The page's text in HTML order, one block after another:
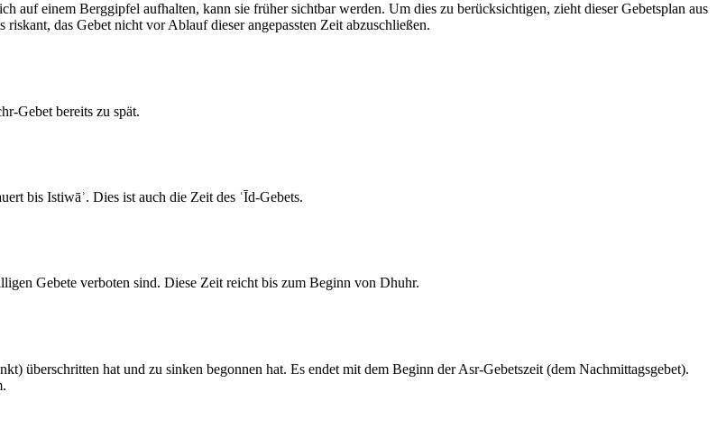
auf einem Berggipfel aufhalten, kann sie früher sichtbar werden. Um dies zu berücksichtigen, zieht dieser Gebetsplan aus
das Gebet nicht vor Ablauf dieser angepassten Zeit abzuschließen.
Gebet bereits zu spät.
bis Istiwāʾ. Dies ist auch die Zeit des ʿĪd-Gebets.
Gebete verboten sind. Diese Zeit reicht bis zum Beginn von Dhuhr.
überschritten hat und zu sinken begonnen hat. Es endet mit dem Beginn der Asr-Gebetszeit (dem Nachmittagsgebet).